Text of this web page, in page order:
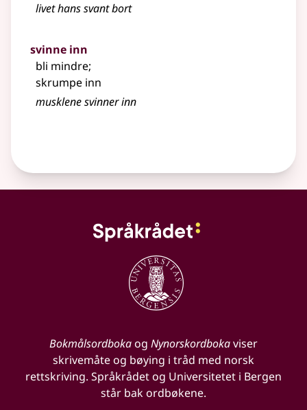
livet hans svant bort
svinne inn
bli mindre;
skrumpe inn
musklene svinner inn
Bokmålsordbokaog Nynorskordbokaviser
skrivemåte og bøying i tråd med norsk
rettskriving. Språkrådet og Universitetet i Bergen
står bak ordbøkene.